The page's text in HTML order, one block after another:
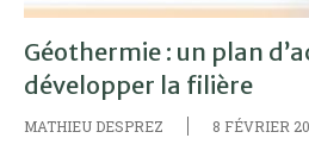
Géothermie : un plan
développer la filière
MATHIEU DESPREZ 8 FÉVRIER